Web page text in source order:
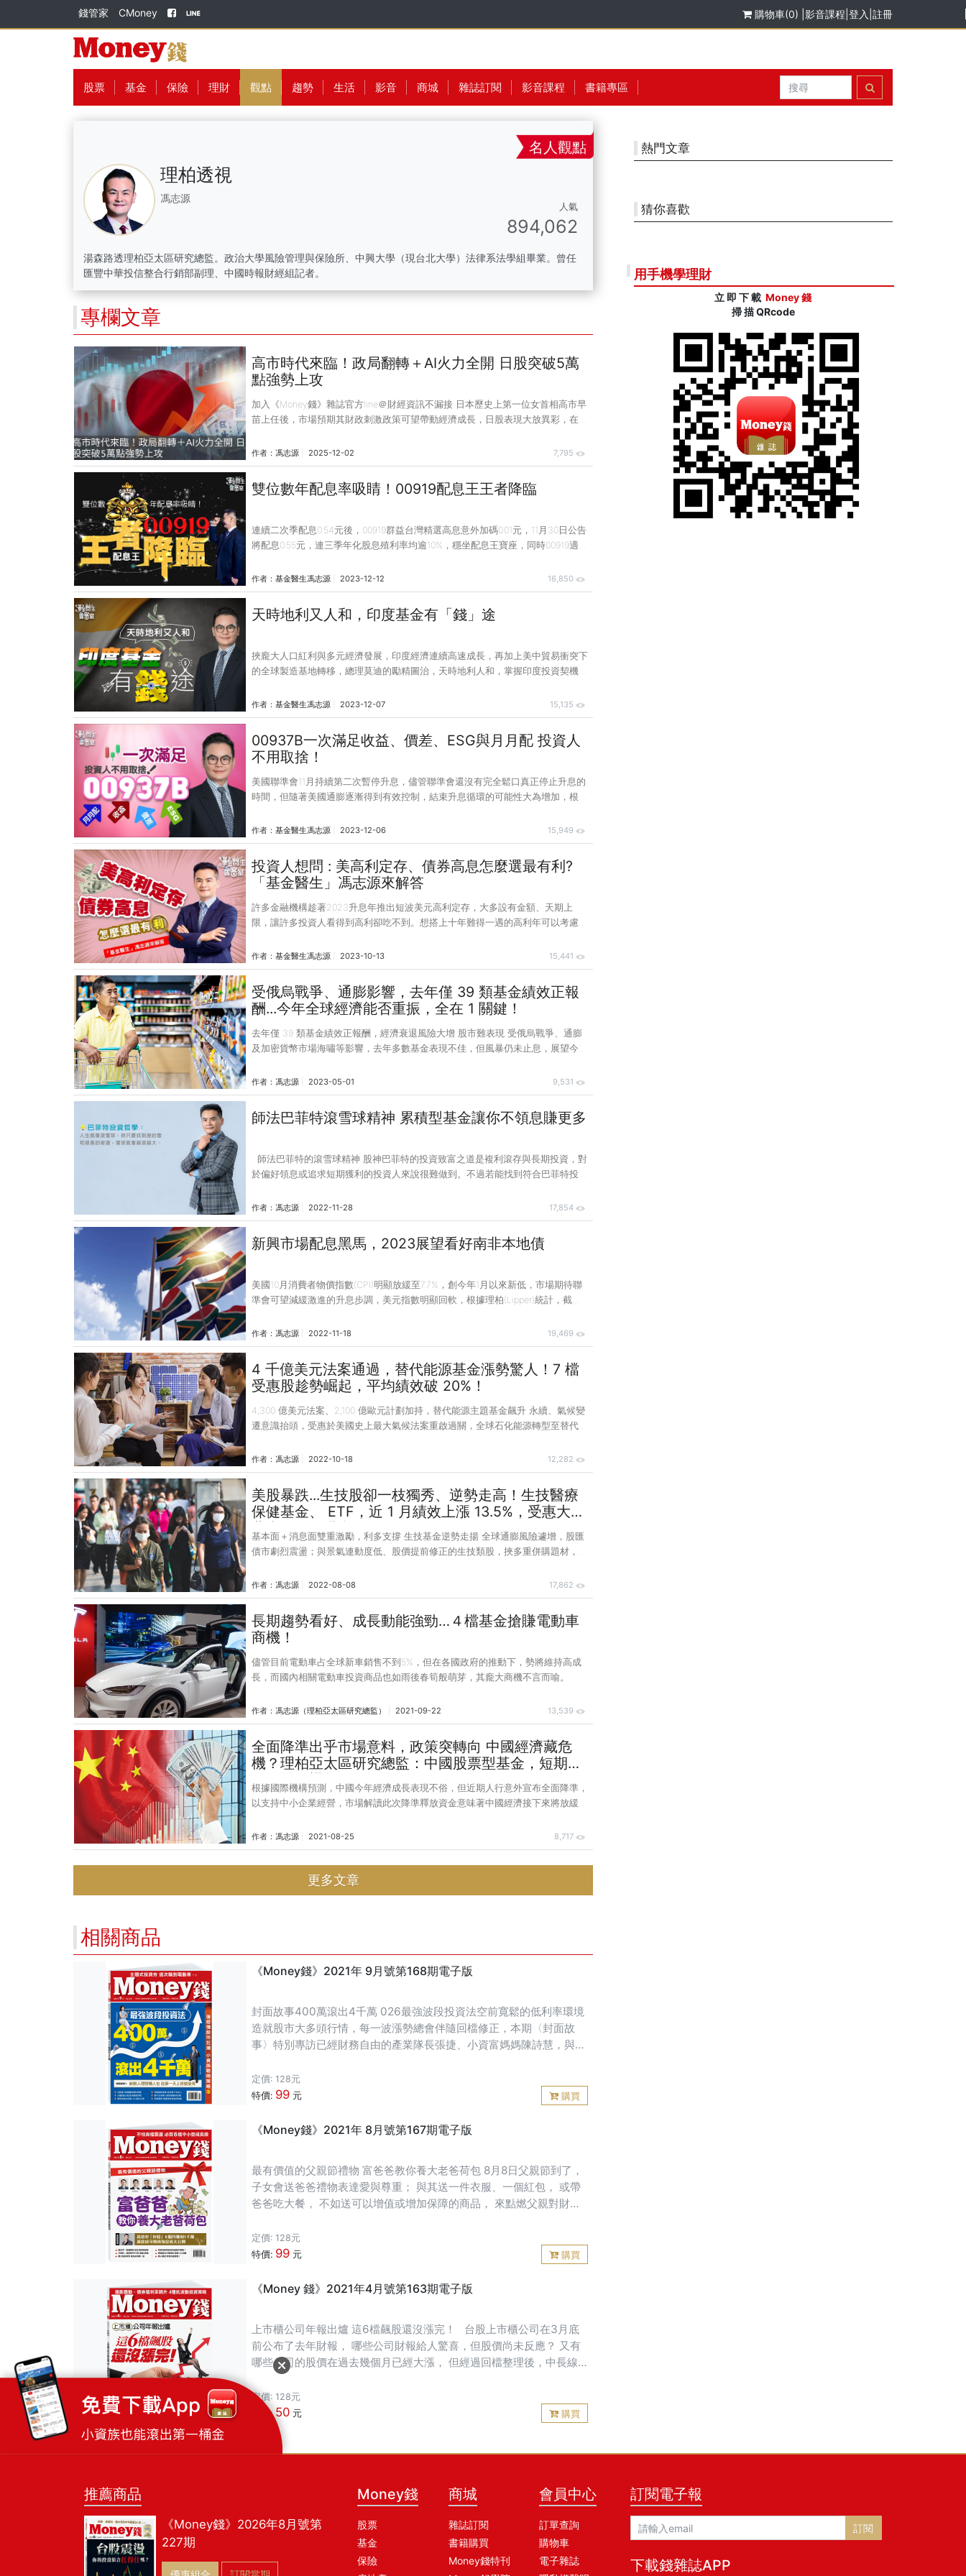
錢管家 CMoney 購物車(0) 影音課程 登入 註冊
股票 基金 保險 理財 觀點 趨勢 生活 影音 商城 雜誌訂閱 影音課程 書籍專區
名人觀點
理柏透視
馮志源
人氣
894,062
湯森路透理柏亞太區研究總監。政治大學風險管理與保險所、中興大學（現台北大學）法律系法學組畢業。曾任
匯豐中華投信整合行銷部副理、中國時報財經組記者。
專欄文章
高市時代來臨！政局翻轉＋AI火力全開 日股突破5萬
點強勢上攻
加入《Money錢》雜誌官方line＠財經資訊不漏接 日本歷史上第一位女首相高市早
苗上任後，市場預期其財政刺激政策可望帶動經濟成長，日股表現大放異彩，在全
極度不滿，日本前任首相石破茂在位不到1年即告下台，執政的自民黨接連在去
（2024）年10月的眾議院和今（2025）年7月的參議院選舉中相繼失利，並首次
在參眾兩院同時失去過半數席位，成為少數執政黨。高市早苗雖在自民黨總裁選舉
中意外出線，但過去合作長達26年的公明黨退出執政聯盟，使組閣一度受挫，所
作者： 馮志源 2025-12-02 7,795
雙位數年配息率吸睛！00919配息王王者降臨
連續二次季配息0.54元後，00919群益台灣精選高息意外加碼0.01元，11月30日公告
將配息0.55元，連三季年化股息殖利率均逾10%，穩坐配息王寶座，同時00919適巧
人數均大幅成長，適合投資人進行中長期現金流規劃。 國內ETF市場蓬勃發展，各
類主題ETF百家爭鳴，高股息ETF襲捲全台，然而綜觀國內ETF市場，訴求長期穩
定配息，高填息能力，優異選股邏輯創造總報酬，還是ETF能否勝出並受投資人青
睞的關鍵因素。00919群益台灣精選高息自去年 10月13日成立，成立正好已滿周
作者： 基金醫生馮志源 2023-12-12 16,850
天時地利又人和，印度基金有「錢」途
挾龐大人口紅利與多元經濟發展，印度經濟連續高速成長，再加上美中貿易衝突下
的全球製造基地轉移，總理莫迪的勵精圖治，天時地利人和，掌握印度投資契機，
型基金。印度自獨立以來，經濟與人口結構經歷了天翻地覆的巨大變化。印度目前
全國總人口數已達14億人，正式超越中國，成為全球口最多的國家，印度也同步超
越過去的殖民宗主國-英國成為全球第五大經濟體，總理莫迪更發下豪語，25年內
將印度打造為已開發國家，印度擁有龐大人口紅利與多元經濟發展，這幾年經濟成
長已大幅超越中國，成為全球經濟成長最快速的經濟體，從1980至2019年
作者： 基金醫生馮志源 2023-12-07 15,135
00937B一次滿足收益、價差、ESG與月月配 投資人
不用取捨！
美國聯準會11月持續第二次暫停升息，儘管聯準會還沒有完全鬆口真正停止升息的
時間，但隨著美國通膨逐漸得到有效控制，結束升息循環的可能性大為增加，根據
級債券殖利率平均已超過6.2%，是2008年全球金融海嘯以來的15年高點，深具投
資吸引力，投資等級長債有高殖利率保護，未來資本利得又相對可期。值得關注的
是，近期群益投信推出的00937B群益ESG投等債20+正能滿足現階段投資人希望能
一次網羅收益與價差的投資需求，因此在短短三天的募集期內，募逾150億元，創
下台灣債券ETF市場有史以來最佳募集紀錄。 0093
作者： 基金醫生馮志源 2023-12-06 15,949
投資人想問 : 美高利定存、債券高息怎麼選最有利?
「基金醫生」馮志源來解答
許多金融機構趁著2023升息年推出短波美元高利定存，大多設有金額、天期上
限，讓許多投資人看得到高利卻吃不到。想搭上十年難得一遇的高利年可以考慮買
瑯滿目，債市近期波動仍大，投資人應優先選擇新一代進化版的機動到期債券基
金，藉由持有債券到期，降低利率風險，並且透過分散配置與專業經理團隊的管
理，降低債券違約風險，同時還可依不同的停利條件，搭配提前結算機制， 主動
獲利了結 ，具備投資效率。 一般來說，投資債市不外乎透過直接投資債券(直投
債)、債券基金/ETF或目標到期債券基金等。 直接投資債券(直投債)，
作者： 基金醫生馮志源 2023-10-13 15,441
受俄烏戰爭、通膨影響，去年僅 39 類基金績效正報
酬...今年全球經濟能否重振，全在 1 關鍵！
去年僅 39 類基金績效正報酬，經濟衰退風險大增 股市難表現 受俄烏戰爭、通膨
及加密貨幣市場海嘯等影響，去年多數基金表現不佳，但風暴仍未止息，展望今
正常化，是攸關全球經濟能否振衰起蔽的重要關鍵。 全球金融市場 2022 年盛極
而衰，俄烏戰爭對世界政經造成巨大衝擊，美國聯準會（Fed）暴力升息政策讓全
球投資市場動盪不安，加密貨幣亦掀起巨大海嘯，基金市場各類股債及混合型資產
多呈頹勢，僅少數能源及大宗原物料基金逆勢走揚。 根據金融資訊專業服務機構
作者： 馮志源 2023-05-01 9,531
師法巴菲特滾雪球精神 累積型基金讓你不領息賺更多
師法巴菲特的滾雪球精神 股神巴菲特的投資致富之道是複利滾存與長期投資，對
於偏好領息或追求短期獲利的投資人來說很難做到。不過若能找到符合巴菲特投資
公布2022年第3季虧損26.9億美元，換算下來單季已經超過850億台幣，表現上看
起來很可怕，但巴菲特再次提醒投資人，任何一季的投資利得或損失，通常都是毫
無意義，這是因為巴菲特著重的並不是短期報酬率，而是長期投資所帶來的複利效
果。 事實上，巴菲特之所以被尊稱為「股神」，就在於他在1965年～2021年間創
作者： 馮志源 2022-11-28 17,854
新興市場配息黑馬，2023展望看好南非本地債
美國10月消費者物價指數(CPI)明顯放緩至7.7%，創今年1月以來新低，市場期待聯
準會可望減緩激進的升息步調，美元指數明顯回軟，根據理柏(Lipper)統計，截至
5.4%，表現明顯優於多數非美貨幣。隨著南非信評轉趨穩定正向，央行控制通膨
有成，長天期公債流動性佳，南非十年期公債殖利率超過10%，坐擁穩定息收的南
非債券基金可望成為固定收益投資的一匹黑馬。 南非經濟大轉骨，債信評等可望
提升 南非是原物料出口大國，也是非洲第二大經濟體，出口高度集中於貴金屬與
礦產，受惠於烏俄戰
作者： 馮志源 2022-11-18 19,469
4 千億美元法案通過，替代能源基金漲勢驚人！7 檔
受惠股趁勢崛起，平均績效破 20%！
4,300 億美元法案、2,100 億歐元計劃加持，替代能源主題基金飆升 永續、氣候變
遷意識抬頭，受惠於美國史上最大氣候法案重啟過關，全球石化能源轉型至替代能
人。 今（2022） 年 8 月 16 日美國總統拜登正式簽署總金額超過 4,300 億美元的
重大醫療保健和氣候計劃——《降低通膨法案》，其中包裹美國有史以來最大的氣
候變遷投資，未來將有近 3,700 億美元用於降低碳排放和推廣綠色技術，以因應
氣候變遷，目標是在 2030 年前協助美國碳總排放量較 2005 年水準減少
作者： 馮志源 2022-10-18 12,282
美股暴跌...生技股卻一枝獨秀、逆勢走高！生技醫療
保健基金、 ETF，近 1 月績效上漲 13.5%，受惠大型
藥廠湧現併購利多！
基本面＋消息面雙重激勵，利多支撐 生技基金逆勢走揚 全球通膨風險遽增，股匯
債市劇烈震盪；與景氣連動度低、股價提前修正的生技類股，挾多重併購題材，吸
Refinitiv 統計，截至今（2022）年 7 月 16 日為止，NBI 生技指數近 1 月表現大幅
飆升 17.3%，不僅優於那斯達克（Nasdaq）指數漲幅 7.6%、標普 500（S&P 500）
指數漲幅 5.4%，更大舉超越費城半導體指數漲幅 4.9%，在美股一片愁雲慘霧中明
顯一枝獨秀。生技股近期逆勢走高，主要來自於基本面與消息面的雙重激勵。基
作者： 馮志源 2022-08-08 17,862
長期趨勢看好、成長動能強勁…４檔基金搶賺電動車
商機！
儘管目前電動車占全球新車銷售不到5%，但在各國政府的推動下，勢將維持高成
長，而國內相關電動車投資商品也如雨後春筍般萌芽，其龐大商機不言而喻。 受
然而在各國刺激經濟與減碳政策加持下，電動車產業反而一枝獨秀，逆勢成長，工
研院IEK Consulting樂觀預估，全球新能源車（含純電車、燃料電池車與插電式混
合動力車）2035年～2040年可望超越燃油車，全球產值上看2.1兆美元，市場研究
機構Canalys更認為，電動車銷售量將於2030年成為主流。 2012年，自電動車始
祖特斯拉（Tesla）首度推出
作者： 馮志源（理柏亞太區研究總監） 2021-09-22 13,539
全面降準出乎市場意料，政策突轉向 中國經濟藏危
機？理柏亞太區研究總監：中國股票型基金，短期將
隨政策震盪起伏
根據國際機構預測，中國今年經濟成長表現不俗，但近期人行意外宣布全面降準，
以支持中小企業經營，市場解讀此次降準釋放資金意味著中國經濟接下來將放緩。
股市一度受激勵而短暫走揚，然而市場解讀中國未來經濟將陸續浮現壓力，中國股
票型基金目前仍處於載浮載沉的狀態。 「降準」顧名思義就是降低銀行的法定存
款準備金率，也就是指一般商業銀行依法放在央行的資金比例被調降，此為各國央
行用來增加金融市場流動性和創造貨幣功能的貨幣政策工具之一，又可分為「定向
降準」和「全面降準」，前者是針對特定需要支持的產業進行資金挹注，
作者： 馮志源 2021-08-25 8,717
更多文章
相關商品
《Money錢》2021年 9月號第168期電子版
封面故事400萬滾出4千萬 026最強波段投資法空前寬鬆的低利率環境
造就股市大多頭行情，每一波漲勢總會伴隨回檔修正，本期〈封面故
事〉特別專訪已經財務自由的產業隊長張捷、小資富媽媽陳詩慧，與讀
定價: 128元
特價: 99元 購買
《Money錢》2021年 8月號第167期電子版
最有價值的父親節禮物 富爸爸教你養大老爸荷包 8月8日父親節到了，
子女會送爸爸禮物表達愛與尊重； 與其送一件衣服、一個紅包， 或帶
爸爸吃大餐， 不如送可以增值或增加保障的商品， 來點燃父親對財務
定價: 128元
特價: 99元 購買
《Money 錢》2021年4月號第163期電子版
上市櫃公司年報出爐 這6檔飆股還沒漲完！ 台股上市櫃公司在3月底
前公布了去年財報， 哪些公司財報給人驚喜，但股價尚未反應？ 又有
哪些公司的股價在過去幾個月已經大漲， 但經過回檔整理後，中長線
定價: 128元
特價: 50元 購買
熱門文章
猜你喜歡
用手機學理財
立 即 下 載 Money 錢
掃 描 QRcode
推薦商品
《Money錢》2026年8月號第
227期
Money錢
股票
基金
保險
商城
雜誌訂閱
書籍購買
Money錢特刊
會員中心
訂單查詢
購物車
電子雜誌
訂閱電子報
訂閱
下載錢雜誌APP